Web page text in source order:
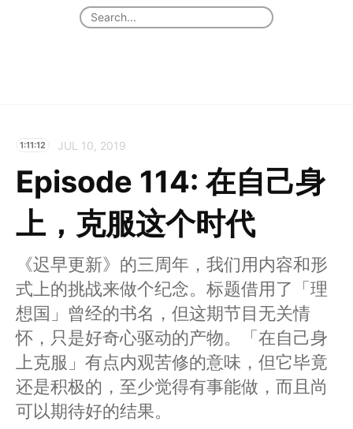
1:11:12 JUL 10, 2019
Episode 114: 在自己身
上，克服这个时代
《迟早更新》的三周年，我们用内容和形
式上的挑战来做个纪念。标题借用了「理
想国」曾经的书名，但这期节目无关情
怀，只是好奇心驱动的产物。「在自己身
上克服」有点内观苦修的意味，但它毕竟
还是积极的，至少觉得有事能做，而且尚
可以期待好的结果。